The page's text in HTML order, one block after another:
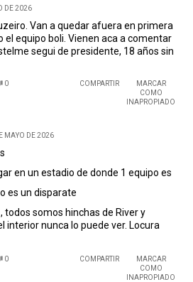
DE 2026
Van a quedar afuera en primera
el equipo boli. Vienen aca a comentar
segui de presidente, 18 años sin
0 COMPARTIR
MARCAR
COMO
INAPROPIADO
MAYO DE 2026
en un estadio de donde 1 equipo es
es un disparate
todos somos hinchas de River y
interior nunca lo puede ver. Locura
0 COMPARTIR
MARCAR
COMO
INAPROPIADO